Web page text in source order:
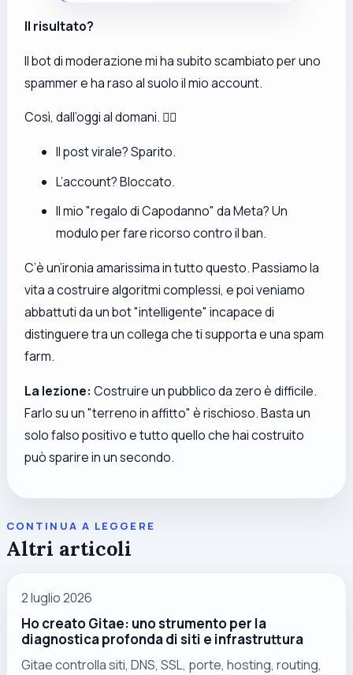
Il risultato?
Il bot di moderazione mi ha subito scambiato per uno
spammer e ha raso al suolo il mio account.
Così, dall’oggi al domani. 🤷‍♂️
Il post virale? Sparito.
L’account? Bloccato.
Il mio "regalo di Capodanno" da Meta? Un
modulo per fare ricorso contro il ban.
C’è un’ironia amarissima in tutto questo. Passiamo la
vita a costruire algoritmi complessi, e poi veniamo
abbattuti da un bot "intelligente" incapace di
distinguere tra un collega che ti supporta e una spam
farm.
La lezione: Costruire un pubblico da zero è difficile.
Farlo su un "terreno in affitto" è rischioso. Basta un
solo falso positivo e tutto quello che hai costruito
può sparire in un secondo.
CONTINUA A LEGGERE
Altri articoli
2 luglio 2026
Ho creato Gitae: uno strumento per la
diagnostica profonda di siti e infrastruttura
Gitae controlla siti, DNS, SSL, porte, hosting, routing,